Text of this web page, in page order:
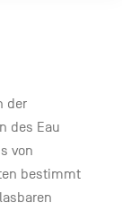
der
des Eau
von
bestimmt